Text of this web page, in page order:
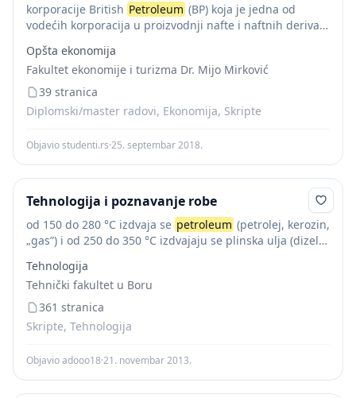
korporacije British Petroleum (BP) koja je jedna od
vodećih korporacija u proizvodnji nafte i naftnih derivata
slikama najbolje će se vidjeti...
Opšta ekonomija
Fakultet ekonomije i turizma Dr. Mijo Mirković
39 stranica
Diplomski/master radovi, Ekonomija, Skripte
Objavio studenti.rs·25. septembar 2018.
Tehnologija i poznavanje robe
od 150 do 280 °C izdvaja se petroleum (petrolej, kerozin,
„gas”) i od 250 do 350 °C izdvajaju se plinska ulja (dizel
350...
Tehnologija
Tehnički fakultet u Boru
361 stranica
Skripte, Tehnologija
Objavio adooo18·21. novembar 2013.